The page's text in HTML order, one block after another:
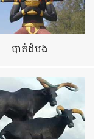
បាត់ដំបង